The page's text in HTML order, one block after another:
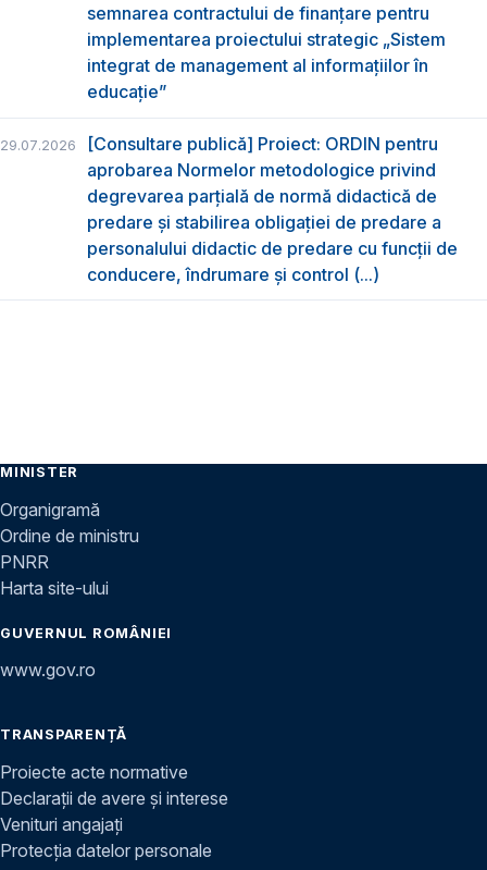
semnarea contractului de finanțare pentru
implementarea proiectului strategic „Sistem
integrat de management al informațiilor în
educație”
29.07.2026
[Consultare publică] Proiect: ORDIN pentru
aprobarea Normelor metodologice privind
degrevarea parțială de normă didactică de
predare şi stabilirea obligaţiei de predare a
personalului didactic de predare cu funcții de
conducere, îndrumare și control (...)
MINISTER
Organigramă
Ordine de ministru
PNRR
Harta site-ului
GUVERNUL ROMÂNIEI
www.gov.ro
TRANSPARENȚĂ
Proiecte acte normative
Declarații de avere și interese
Venituri angajați
Protecția datelor personale